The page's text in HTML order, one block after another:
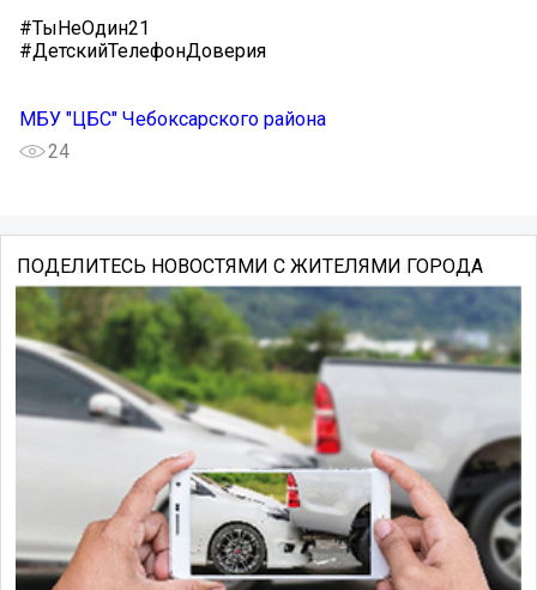
#ТыНеОдин21
#ДетскийТелефонДоверия
МБУ "ЦБС" Чебоксарского района
24
ПОДЕЛИТЕСЬ НОВОСТЯМИ С ЖИТЕЛЯМИ ГОРОДА